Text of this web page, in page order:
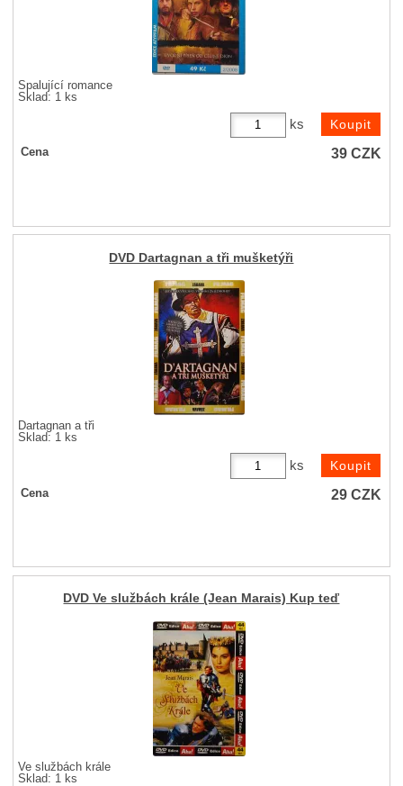
Spalující romance
Sklad: 1 ks
ks
Cena 39CZK
DVD Dartagnan a tři mušketýři
Dartagnan a tři
Sklad: 1 ks
ks
Cena 29CZK
DVD Ve službách krále (Jean Marais) Kup teď
Ve službách krále
Sklad: 1 ks